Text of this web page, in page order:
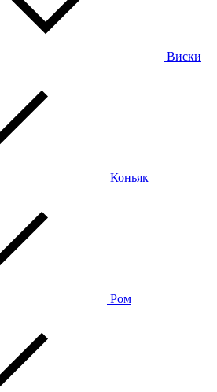
Виски
Коньяк
Ром